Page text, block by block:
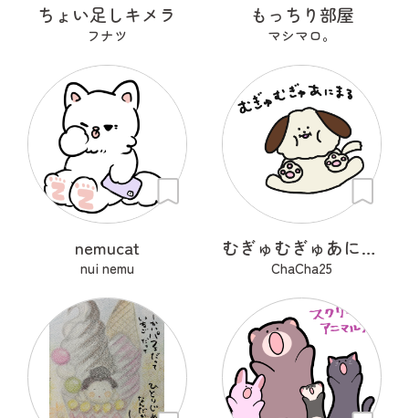
ちょい足しキメラ
フナツ
もっちり部屋
マシマロ。
nemucat
nui nemu
むぎゅむぎゅあにまる
ChaCha25